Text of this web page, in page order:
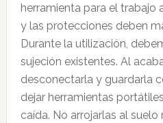
herramienta para el trabajo
y las protecciones deben
Durante la utilización,
sujeción existentes. Al
desconectarla y guardarla
dejar herramientas
caída. No arrojarlas al